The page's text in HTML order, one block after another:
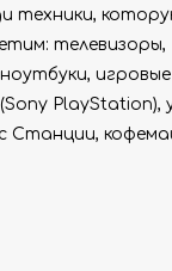
техники,
телевизоры,
игровые
PlayStation),
Станции,